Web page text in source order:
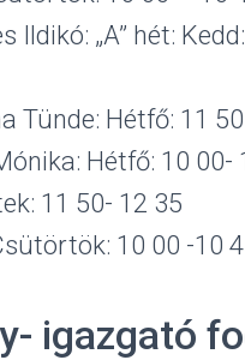
Ildikó: „A” hét:
Tünde: Hétfő: 11
Hétfő: 10 00-
11 50- 12 35
10 00 -10
igazgató